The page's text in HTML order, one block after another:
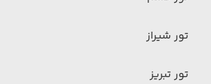
تور شیراز
تور تبریز